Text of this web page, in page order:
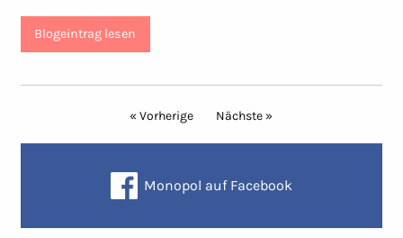
Blogeintrag lesen
« Vorherige Nächste »
Monopol auf Facebook